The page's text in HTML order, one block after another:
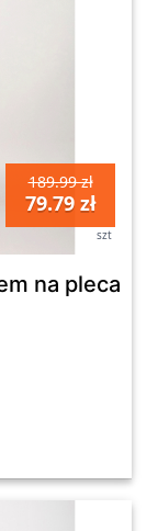
189.99 zł
79.79 zł
szt
na plecach